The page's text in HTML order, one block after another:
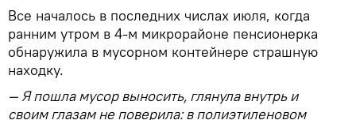
Все началось в последних числах июля, когда
ранним утром в 4-м микрорайоне пенсионерка
обнаружила в мусорном контейнере страшную
находку.
— Япошламусор выносить, глянула внутрь и
своимглазамне поверила: в полиэтиленовом